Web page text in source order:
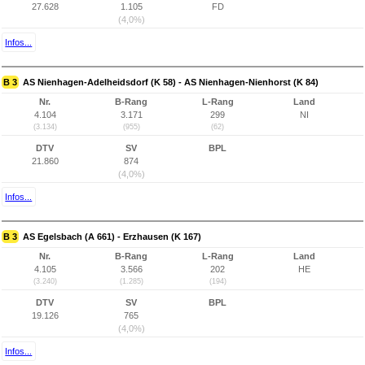
27.628
1.105
(4,0%)
FD
Infos...
B 3 AS Nienhagen-Adelheidsdorf (K 58) - AS Nienhagen-Nienhorst (K 84)
Nr.
4.104
(3.134)
B-Rang
3.171
(955)
L-Rang
299
(62)
Land
NI
DTV
21.860
SV
874
(4,0%)
BPL
Infos...
B 3 AS Egelsbach (A 661) - Erzhausen (K 167)
Nr.
4.105
(3.240)
B-Rang
3.566
(1.285)
L-Rang
202
(194)
Land
HE
DTV
19.126
SV
765
(4,0%)
BPL
Infos...